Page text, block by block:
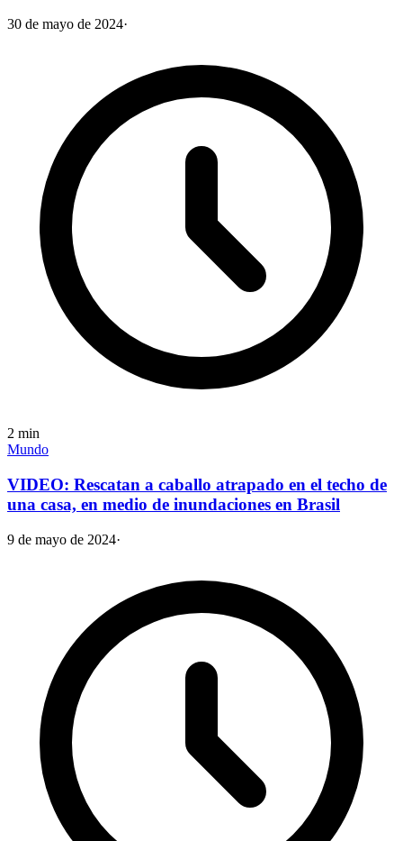
30 de mayo de 2024·
2 min
Mundo
VIDEO: Rescatan a caballo atrapado en el techo de
una casa, en medio de inundaciones en Brasil
9 de mayo de 2024·